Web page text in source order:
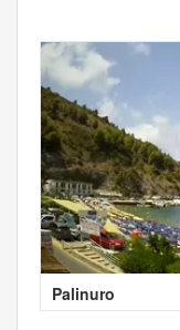
Palinuro